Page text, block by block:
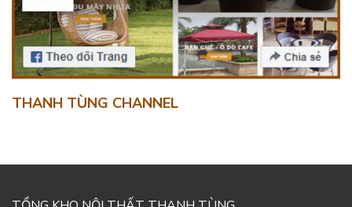
THANH TÙNG CHANNEL